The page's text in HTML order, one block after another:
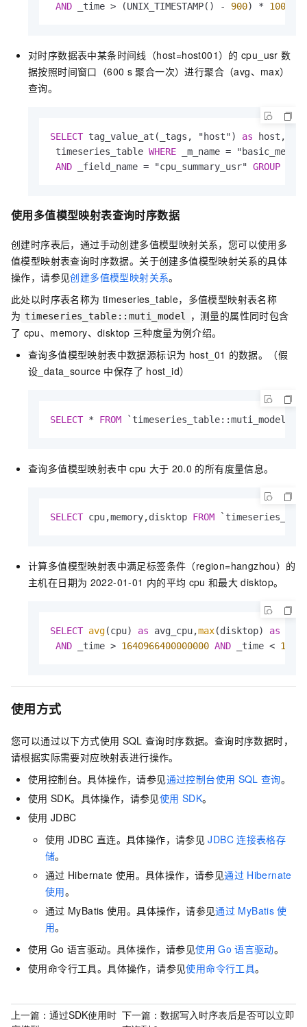
AND _time > (UNIX_TIMESTAMP() - 900) * 1000000
对时序数据表中某条时间线（host=host001）的 cpu_usr 数
据按照时间窗口（600 s 聚合一次）进行聚合（avg、max）
查询。
SELECT tag_value_at(_tags, "host") as
timeseries_table WHERE _m_name =
AND _field_name = "cpu_summary_usr" GROUP
使用多值模型映射表查询时序数据
创建时序表后，通过手动创建多值模型映射关系，您可以使用多
值模型映射表查询时序数据。关于创建多值模型映射关系的具体
操作，请参见创建多值模型映射关系。
此处以时序表名称为 timeseries_table，多值模型映射表名称
为 timeseries_table::muti_model
，测量的属性同时包含
了 cpu、memory、disktop 三种度量为例介绍。
查询多值模型映射表中数据源标识为 host_01 的数据。（假
设_data_source 中保存了 host_id）
SELECT * FROM `timeseries_table::muti_model`
查询多值模型映射表中 cpu 大于 20.0 的所有度量信息。
SELECT cpu,memory,disktop FROM
计算多值模型映射表中满足标签条件（region=hangzhou）的
主机在日期为 2022-01-01 内的平均 cpu 和最大 disktop。
SELECT avg(cpu) as avg_cpu,max(disktop) as
AND _time > 1640966400000000 AND _time <
使用方式
您可以通过以下方式使用 SQL 查询时序数据。查询时序数据时，
请根据实际需要对应映射表进行操作。
使用控制台。具体操作，请参见通过控制台使用 SQL 查询。
使用 SDK。具体操作，请参见使用 SDK。
使用 JDBC
使用 JDBC 直连。具体操作，请参见 JDBC 连接表格存
储。
通过 Hibernate 使用。具体操作，请参见通过 Hibernate
使用。
通过 MyBatis 使用。具体操作，请参见通过 MyBatis 使
用。
使用 Go 语言驱动。具体操作，请参见使用 Go 语言驱动。
使用命令行工具。具体操作，请参见使用命令行工具。
上一篇： 通过SDK使用时 下一篇： 数据写入时序表后是否可以立即